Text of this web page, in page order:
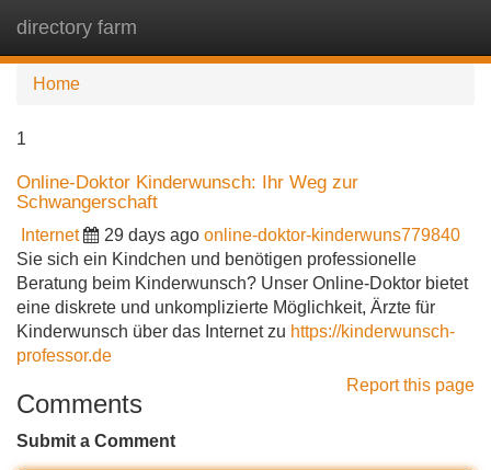
directory farm
Home
1
Online-Doktor Kinderwunsch: Ihr Weg zur
Schwangerschaft
Internet 29 days ago online-doktor-kinderwuns779840
Sie sich ein Kindchen und benötigen professionelle
Beratung beim Kinderwunsch? Unser Online-Doktor bietet
eine diskrete und unkomplizierte Möglichkeit, Ärzte für
Kinderwunsch über das Internet zu https://kinderwunsch-
professor.de
Report this page
Comments
Submit a Comment